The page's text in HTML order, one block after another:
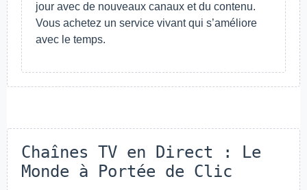
jour avec de nouveaux canaux et du contenu.
Vous achetez un service vivant qui s’améliore
avec le temps.
Chaînes TV en Direct : Le
Monde à Portée de Clic